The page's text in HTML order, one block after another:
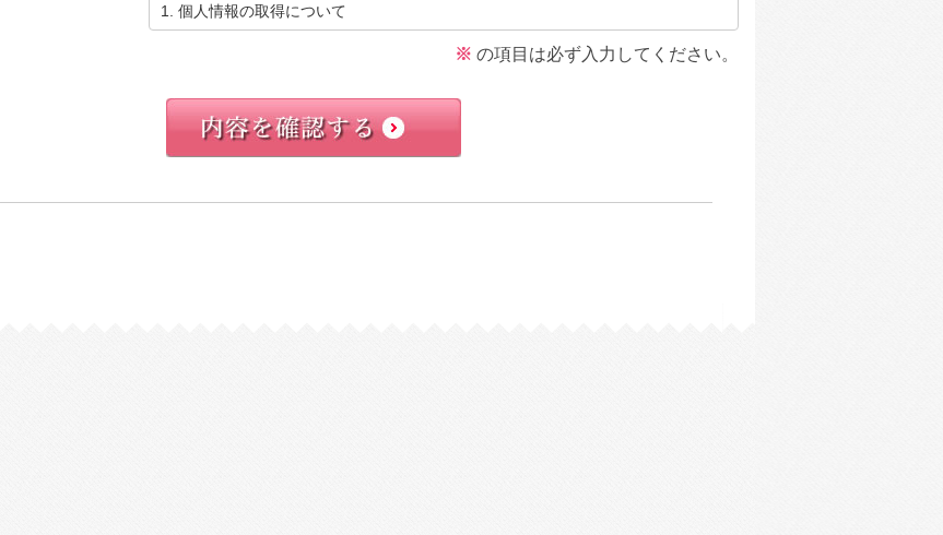
1. 個人情報の取得について
(B)当社が取得するお客様の個人情報は、あらかじめお客様ご本人の同意をいただ
に限り、取得いたします。
2. 個人情報の利用について
※ の項目は必ず入力してください。